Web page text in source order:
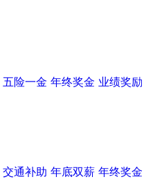
五险一金 年终奖金 业绩奖励
交通补助 年底双薪 年终奖金